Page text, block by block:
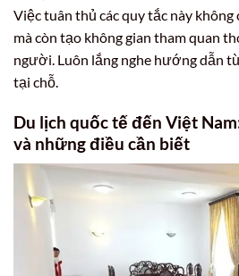
Việc tuân thủ các quy tắc này
mà còn tạo không gian tham quan
người. Luôn lắng nghe hướng dẫn
tại chỗ.
Du lịch quốc tế đến Việt
và những điều cần biết